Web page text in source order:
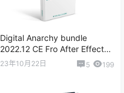
Digital Anarchy bundle
2022.12 CE Fro After Effects
2015-2024 人物皮肤磨皮插件
23年10月22日 5 199